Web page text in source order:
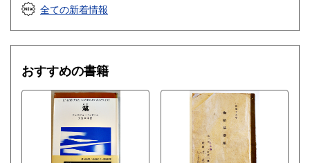
全ての新着情報
おすすめの書籍